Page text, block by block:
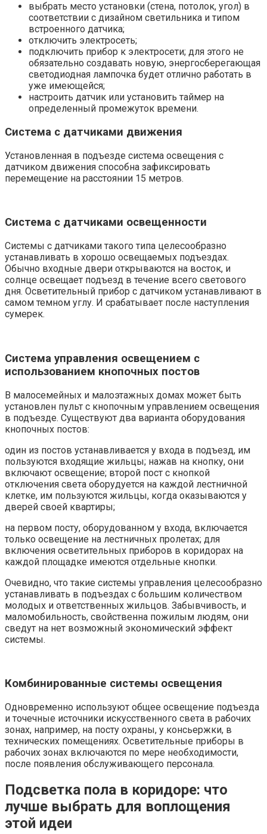
выбрать место установки (стена, потолок, угол) в
соответствии с дизайном светильника и типом
встроенного датчика;
отключить электросеть;
подключить прибор к электросети; для этого не
обязательно создавать новую, энергосберегающая
светодиодная лампочка будет отлично работать в
уже имеющейся;
настроить датчик или установить таймер на
определенный промежуток времени.
Система с датчиками движения
Установленная в подъезде система освещения с
датчиком движения способна зафиксировать
перемещение на расстоянии 15 метров.
Система с датчиками освещенности
Системы с датчиками такого типа целесообразно
устанавливать в хорошо освещаемых подъездах.
Обычно входные двери открываются на восток, и
солнце освещает подъезд в течение всего светового
дня. Осветительный прибор с датчиком устанавливают в
самом темном углу. И срабатывает после наступления
сумерек.
Система управления освещением с
использованием кнопочных постов
В малосемейных и малоэтажных домах может быть
установлен пульт с кнопочным управлением освещения
в подъезде. Существуют два варианта оборудования
кнопочных постов:
один из постов устанавливается у входа в подъезд, им
пользуются входящие жильцы; нажав на кнопку, они
включают освещение; второй пост с кнопкой
отключения света оборудуется на каждой лестничной
клетке, им пользуются жильцы, когда оказываются у
дверей своей квартиры;
на первом посту, оборудованном у входа, включается
только освещение на лестничных пролетах; для
включения осветительных приборов в коридорах на
каждой площадке имеются отдельные кнопки.
Очевидно, что такие системы управления целесообразно
устанавливать в подъездах с большим количеством
молодых и ответственных жильцов. Забывчивость, и
маломобильность, свойственна пожилым людям, они
сведут на нет возможный экономический эффект
системы.
Комбинированные системы освещения
Одновременно используют общее освещение подъезда
и точечные источники искусственного света в рабочих
зонах, например, на посту охраны, у консьержки, в
технических помещениях. Осветительные приборы в
рабочих зонах включаются по мере необходимости,
после появления обслуживающего персонала.
Подсветка пола в коридоре: что
лучше выбрать для воплощения
этой идеи